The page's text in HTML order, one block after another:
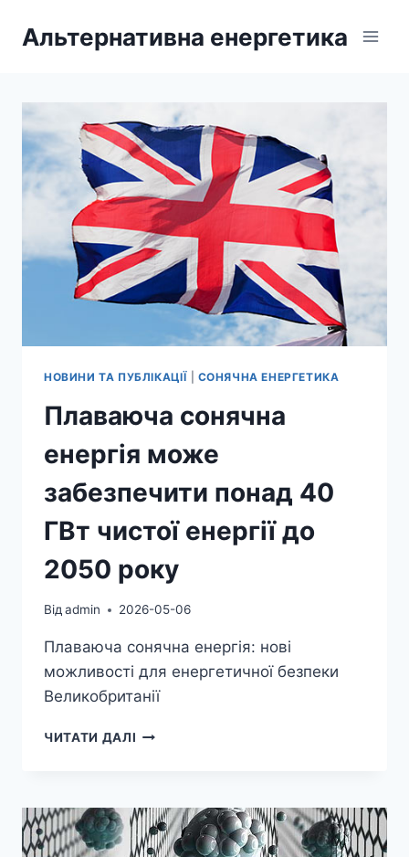
Альтернативна енергетика
НОВИНИ ТА ПУБЛІКАЦІЇ| СОНЯЧНА ЕНЕРГЕТИКА
Плаваюча сонячна
енергія може
забезпечити понад 40
ГВт чистої енергії до
2050 року
Від admin 2026-05-06
Плаваюча сонячна енергія: нові
можливості для енергетичної безпеки
Великобританії
ЧИТАТИ ДАЛІ ПЛАВАЮЧА
ЗАБЕЗПЕЧИТИ
ПОНАД
40